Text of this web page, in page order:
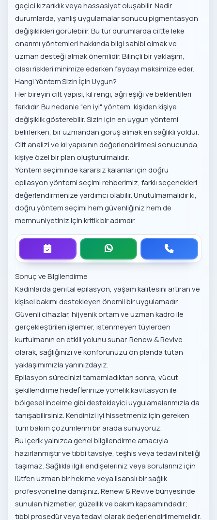
geçici kızarıklık veya hassasiyet oluşabilir. Nadir
durumlarda, yanlış uygulamalar sonucu pigmentasyon
değişiklikleri görülebilir. Bu tür durumlardaciltte leke
onarımı yöntemlerihakkında bilgi sahibi olmak ve
uzman desteği almak önemlidir. Bilinçli bir yaklaşım,
olası riskleri minimize ederken faydayı maksimize eder.
Hangi Yöntem Sizin İçin Uygun?
Her bireyin cilt yapısı, kıl rengi, ağrı eşiği ve beklentileri
farklıdır. Bu nedenle "en iyi" yöntem, kişiden kişiye
değişiklik gösterebilir. Sizin için en uygun yöntemi
belirlerken, bir uzmandan görüş almak en sağlıklı yoldur.
Cilt analizi ve kıl yapısının değerlendirilmesi sonucunda,
kişiye özel bir plan oluşturulmalıdır.
Yöntem seçiminde kararsız kalanlar içindoğru
epilasyon yöntemi seçimirehberimiz, farklı seçenekleri
değerlendirmenize yardımcı olabilir. Unutulmamalıdır ki,
doğru yöntem seçimi hem güvenliğiniz hem de
memnuniyetiniz için kritik bir adımdır.
Sonuç ve Bilgilendirme
Kadınlarda genital epilasyon, yaşam kalitesini artıran ve
kişisel bakımı destekleyen önemli bir uygulamadır.
Güvenli cihazlar, hijyenik ortam ve uzman kadro ile
gerçekleştirilen işlemler, istenmeyen tüylerden
kurtulmanın en etkili yolunu sunar. Renew & Revive
olarak, sağlığınızı ve konforunuzu ön planda tutan
yaklaşımımızla yanınızdayız.
Epilasyon sürecinizi tamamladıktan sonra, vücut
şekillendirme hedeflerinize yönelikkavitasyon ile
bölgesel incelmegibi destekleyici uygulamalarımızla da
tanışabilirsiniz. Kendinizi iyi hissetmeniz için gereken
tüm bakım çözümlerini bir arada sunuyoruz.
Bu içerik yalnızca genel bilgilendirme amacıyla
hazırlanmıştır ve tıbbi tavsiye, teşhis veya tedavi niteliği
taşımaz. Sağlıkla ilgili endişeleriniz veya sorularınız için
lütfen uzman bir hekime veya lisanslı bir sağlık
profesyoneline danışınız. Renew & Revive bünyesinde
sunulan hizmetler, güzellik ve bakım kapsamındadır;
tıbbi prosedür veya tedavi olarak değerlendirilmemelidir.